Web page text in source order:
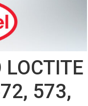
LOCTITE
573,